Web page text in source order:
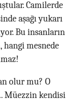
Camilerde
aşağı yukarı
Bu insanların
hangi mesnede
olur mu? O
Müezzin kendisi